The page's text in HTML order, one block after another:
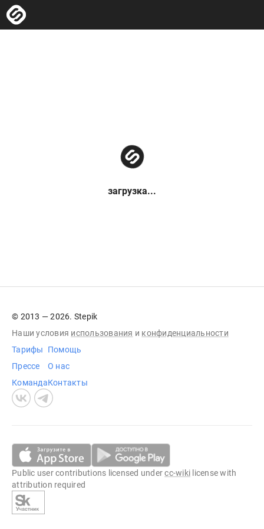
загрузка...
© 2013 — 2026. Stepik
Наши условия использования и конфиденциальности
Тарифы
Прессе
Команда
Помощь
О нас
Контакты
Public user contributions licensed undercc-wiki license with
attribution required